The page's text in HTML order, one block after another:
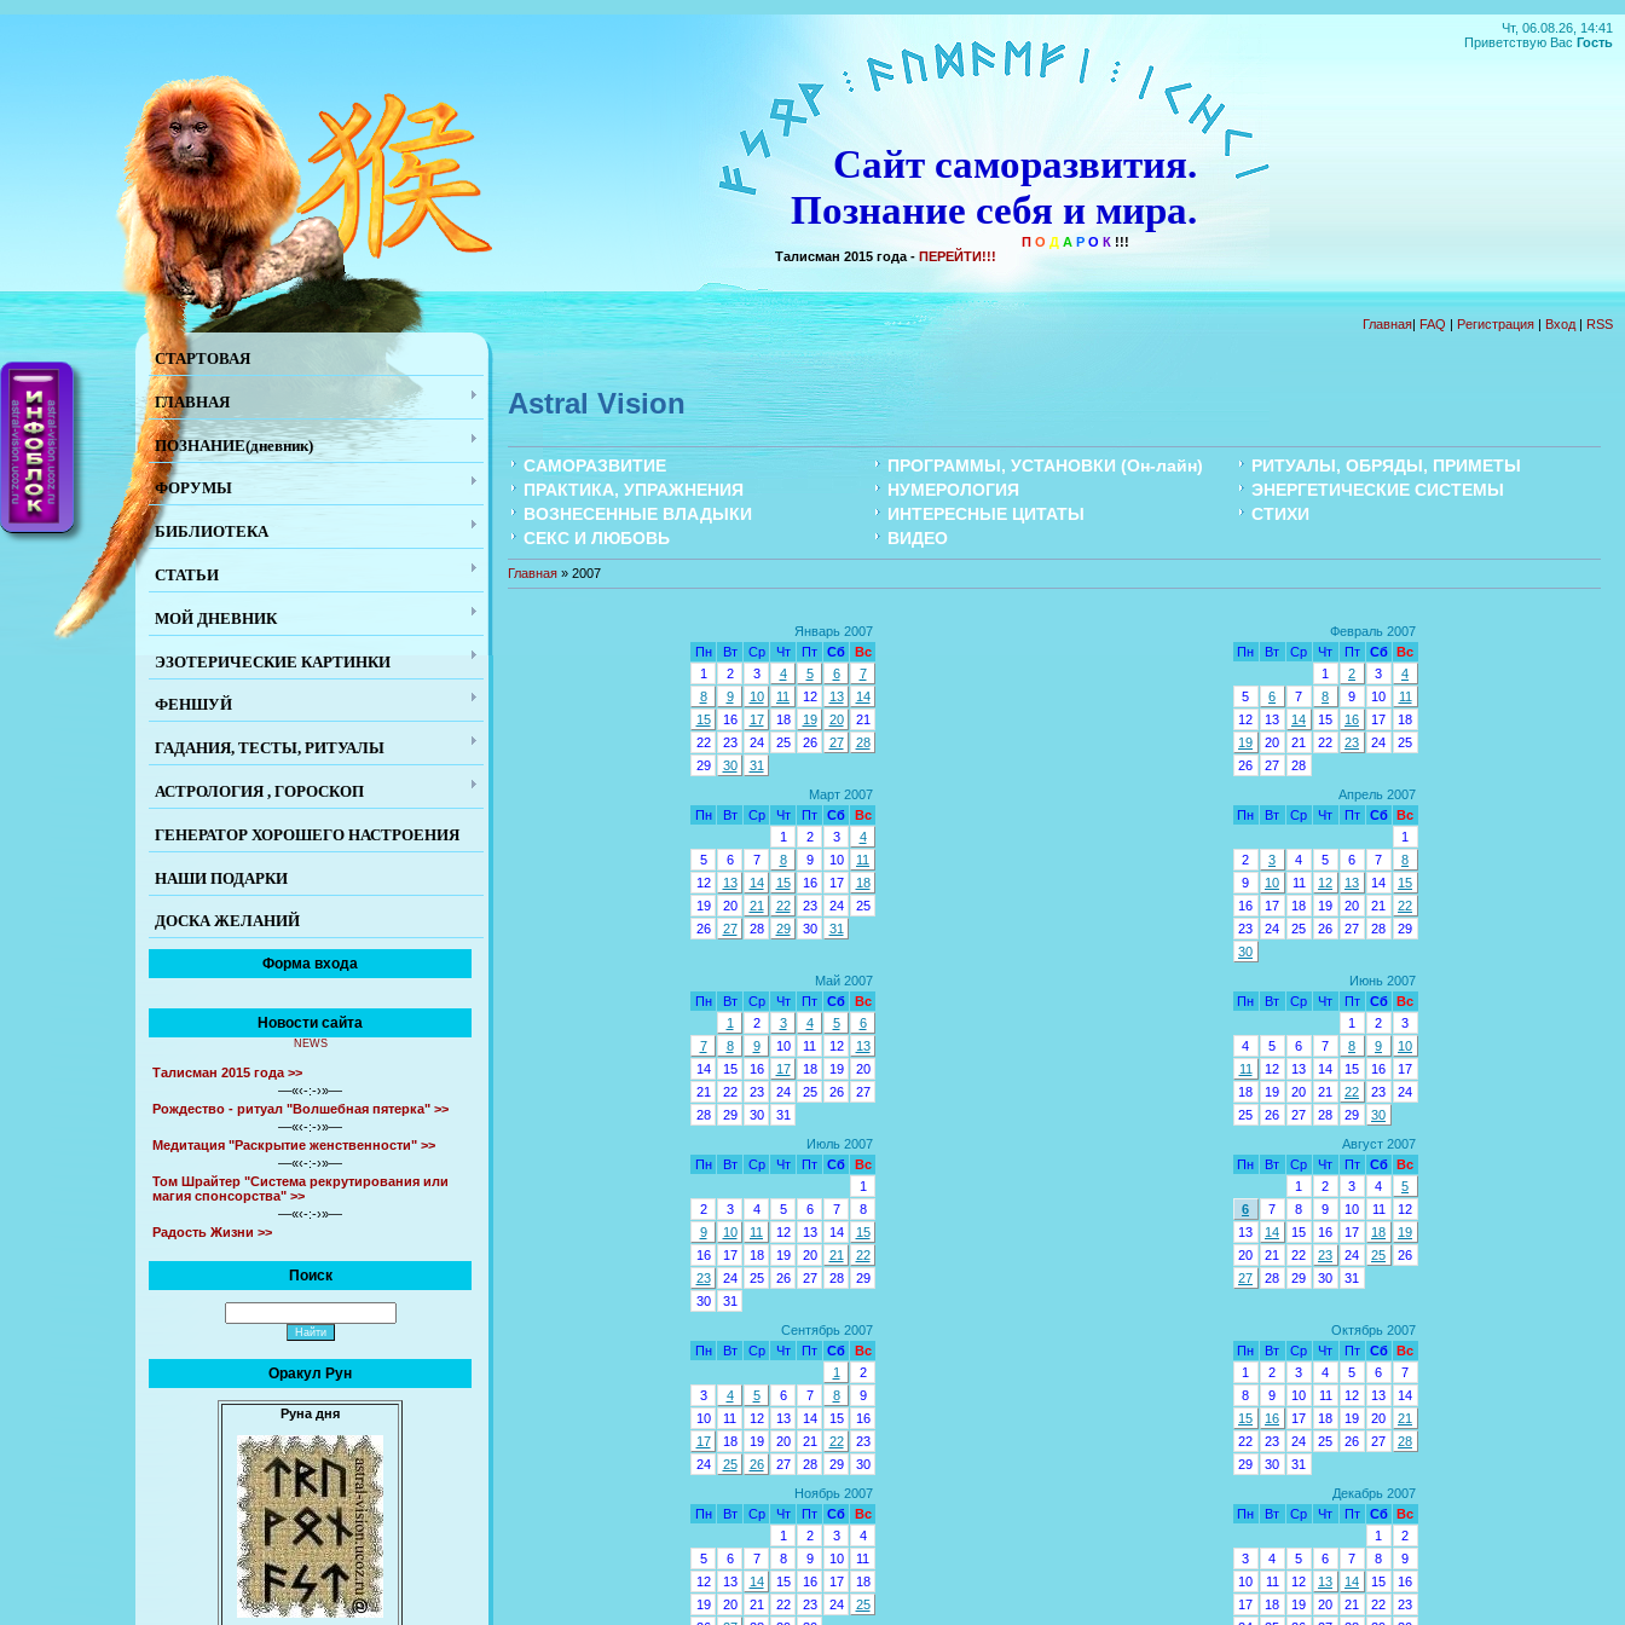
Чт, 06.08.26, 14:41
Приветствую Вас Гость
Сайт саморазвития.
Познание себя и мира.
Р О К!!!
Талисман 2015 года - ПЕРЕЙТИ!!!
Главная| FAQ | Регистрация | Вход | RSS
СТАРТОВАЯ
ГЛАВНАЯ
ПОЗНАНИЕ(дневник)
ФОРУМЫ
БИБЛИОТЕКА
СТАТЬИ
МОЙ ДНЕВНИК
ЭЗОТЕРИЧЕСКИЕ КАРТИНКИ
ФЕНШУЙ
ГАДАНИЯ, ТЕСТЫ, РИТУАЛЫ
АСТРОЛОГИЯ , ГОРОСКОП
ГЕНЕРАТОР ХОРОШЕГО НАСТРОЕНИЯ
НАШИ ПОДАРКИ
ДОСКА ЖЕЛАНИЙ
Форма входа
Новости сайта
NEWS
Талисман 2015 года >>
—«‹-:-›»—
Рождество - ритуал "Волшебная пятерка" >>
—«‹-:-›»—
Медитация "Раскрытие женственности" >>
—«‹-:-›»—
Том Шрайтер "Система рекрутирования или
магия спонсорства" >>
—«‹-:-›»—
Радость Жизни >>
Поиск
Оракул Рун
Руна дня
Astral Vision
САМОРАЗВИТИЕ ПРОГРАММЫ, УСТАНОВКИ (Он-лайн)
РИТУАЛЫ, ОБРЯДЫ, ПРИМЕТЫ
ПРАКТИКА, УПРАЖНЕНИЯ
НУМЕРОЛОГИЯ
ЭНЕРГЕТИЧЕСКИЕ СИСТЕМЫ
ВОЗНЕСЕННЫЕ ВЛАДЫКИ
ИНТЕРЕСНЫЕ ЦИТАТЫ
СТИХИ
СЕКС И ЛЮБОВЬ
ВИДЕО
Главная » 2007
Январь 2007
Пн
Вт Ср Чт Пт Сб
Вс
1
2 3 4 5 6
7
8
9 10 11 12 13
14
15
16 17 18 19 20
21
22
23 24 25 26 27
28
29
30 31
Февраль 2007
Пн
Вт Ср Чт Пт Сб
Вс
1
2 3
4
5
6 7 8 9 10
11
12
13 14 15 16 17
18
19
20 21 22 23 24
25
26
27
28
Март 2007
Пн
Вт Ср Чт Пт Сб
Вс
1
2 3
4
5
6 7 8 9 10
11
12
13 14 15 16 17
18
19
20 21 22 23 24
25
26
27 28 29 30 31
Апрель 2007
Пн
Вт Ср Чт Пт Сб
Вс
1
2
3 4 5 6 7
8
9
10 11 12 13 14
15
16
17 18 19 20 21
22
23
24 25 26 27 28
29
30
Май 2007
Пн
Вт Ср Чт Пт Сб
Вс
1
2 3 4 5
6
7
8 9 10 11 12
13
14
15 16 17 18 19
20
21
22 23 24 25 26
27
28
29 30 31
Июнь 2007
Пн
Вт Ср Чт Пт Сб
Вс
1
2
3
4
5 6 7 8 9
10
11
12 13 14 15 16
17
18
19 20 21 22 23
24
25
26 27 28 29
30
Июль 2007
Пн
Вт Ср Чт Пт Сб
Вс
1
2
3 4 5 6 7
8
9
10 11 12 13 14
15
16
17 18 19 20 21
22
23
24 25 26 27 28
29
30
31
Август 2007
Пн
Вт Ср Чт Пт Сб
Вс
1
2 3 4
5
6
7 8 9 10 11
12
13
14 15 16 17 18
19
20
21 22 23 24 25
26
27
28 29 30 31
Сентябрь 2007
Пн
Вт Ср Чт Пт Сб
Вс
1
2
3
4 5 6 7 8
9
10
11 12 13 14 15
16
17
18 19 20 21 22
23
24
25 26 27 28 29 30
Октябрь 2007
Пн
Вт Ср Чт Пт Сб
Вс
1
2 3 4 5 6
7
8
9 10 11 12 13
14
15
16 17 18 19 20
21
22
23 24 25 26 27
28
29
30
31
Ноябрь 2007
Пн
Вт Ср Чт Пт Сб
Вс
1
2 3
4
5
6 7 8 9 10
11
12
13 14 15 16 17
18
19
20 21 22 23 24
25
Декабрь 2007
Пн
Вт Ср Чт Пт Сб
Вс
1
2
3
4 5 6 7 8
9
10
11 12 13 14 15
16
17
18 19 20 21 22
23